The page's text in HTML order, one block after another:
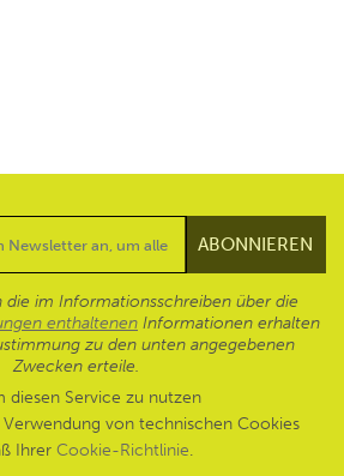
die im Informationsschreiben über die
enthaltenen Informationen erhalten
zu den unten angegebenen
Zwecken erteile.
diesen Service zu nutzen
von technischen Cookies
Ihrer Cookie-Richtlinie.